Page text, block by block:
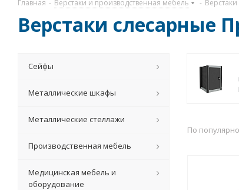
Главная - Верстаки и производственная мебель -
Верстаки слесарные
По
Сейфы
Металлические шкафы
Металлические стеллажи
Производственная мебель
Медицинская мебель и
оборудование